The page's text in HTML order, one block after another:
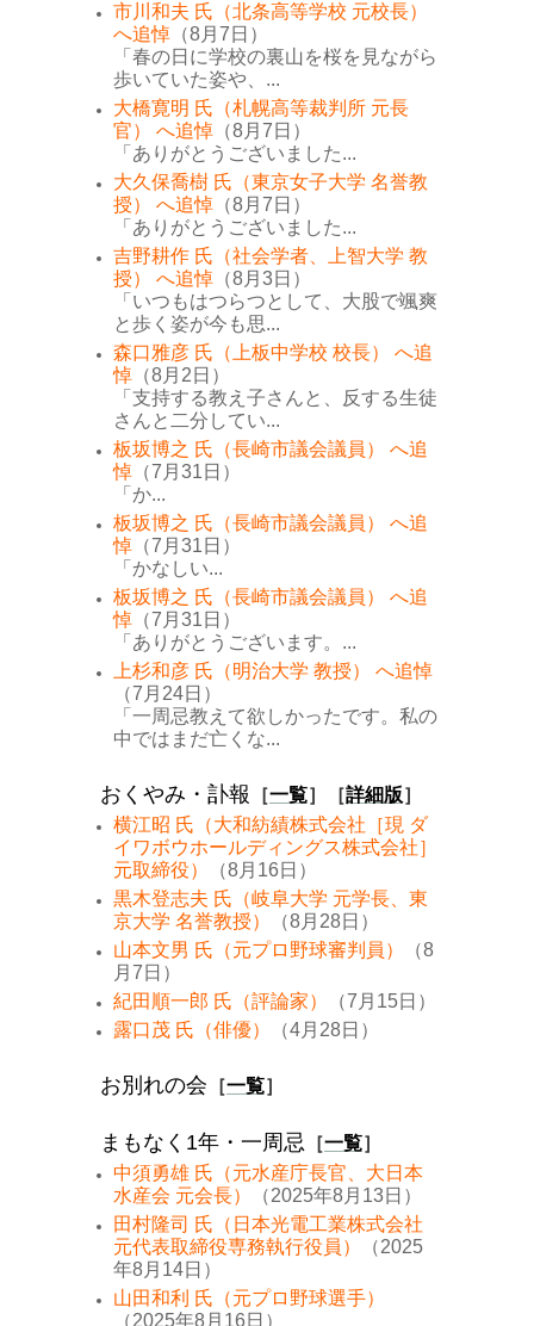
市川和夫 氏（北条高等学校 元校長）
へ追悼 （8月7日）
「春の日に学校の裏山を桜を見ながら
歩いていた姿や、...
大橋寛明 氏（札幌高等裁判所 元長
官） へ追悼 （8月7日）
「ありがとうございました...
大久保喬樹 氏（東京女子大学 名誉教
授） へ追悼 （8月7日）
「ありがとうございました...
吉野耕作 氏（社会学者、上智大学 教
授） へ追悼 （8月3日）
「いつもはつらつとして、大股で颯爽
と歩く姿が今も思...
森口雅彦 氏（上板中学校 校長） へ追
悼 （8月2日）
「支持する教え子さんと、反する生徒
さんと二分してい...
板坂博之 氏（長崎市議会議員） へ追
悼 （7月31日）
「か...
板坂博之 氏（長崎市議会議員） へ追
悼 （7月31日）
「かなしい...
板坂博之 氏（長崎市議会議員） へ追
悼 （7月31日）
「ありがとうございます。...
上杉和彦 氏（明治大学 教授） へ追悼
（7月24日）
「一周忌教えて欲しかったです。私の
中ではまだ亡くな...
おくやみ・訃報 ［一覧］［詳細版］
横江昭 氏（大和紡績株式会社［現 ダ
イワボウホールディングス株式会社］
元取締役）
（8月16日）
黒木登志夫 氏（岐阜大学 元学長、東
京大学 名誉教授）
（8月28日）
山本文男 氏（元プロ野球審判員）
（8
月7日）
紀田順一郎 氏（評論家）
（7月15日）
露口茂 氏（俳優）
（4月28日）
お別れの会 ［一覧］
まもなく1年・一周忌 ［一覧］
中須勇雄 氏（元水産庁長官、大日本
水産会 元会長）
（2025年8月13日）
田村隆司 氏（日本光電工業株式会社
元代表取締役専務執行役員）
（2025
年8月14日）
山田和利 氏（元プロ野球選手）
（2025年8月16日）